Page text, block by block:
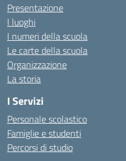
Presentazione
I luoghi
I numeri della scuola
Le carte della scuola
Organizzazione
La storia
I Servizi
Personale scolastico
Famiglie e studenti
Percorsi di studio